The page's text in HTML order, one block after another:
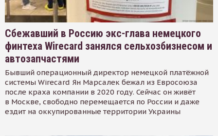
Сбежавший в Россию экс-глава немецкого
финтеха Wirecard занялся сельхозбизнесом и
автозапчастями
Бывший операционный директор немецкой платёжной
системы Wirecard Ян Марсалек бежал из Евросоюза
после краха компании в 2020 году. Сейчас он живёт
в Москве, свободно перемещается по России и даже
ездит на оккупированные территории Украины